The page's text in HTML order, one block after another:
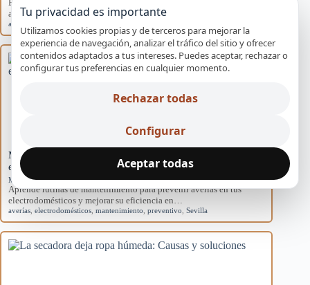
Explora las causas del rendimiento disminuido en aires
acondicionados domésticos y cómo afectan al sistema.
aire acondicionado
Mantenimiento básico para evitar averías en
electrodomésticos
Mantenimiento preventivo
Aprende rutinas de mantenimiento para prevenir averías en tus
electrodomésticos y mejorar su eficiencia en…
averías electrodomésticos mantenimiento preventivo Sevilla
Tu privacidad es importante
Utilizamos cookies propias y de terceros para mejorar la
experiencia de navegación, analizar el tráfico del sitio y ofrecer
contenidos adaptados a tus intereses. Puedes aceptar, rechazar o
configurar tus preferencias en cualquier momento.
Rechazar todas
Configurar
Aceptar todas